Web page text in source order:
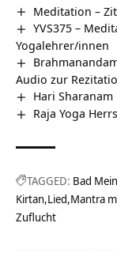
Meditation –
YVS375 –
Yogalehrer/innen
Audio zur
Hari
Raja Yoga
TAGGED: Bad
Kirtan Lied Mantra
Zuflucht